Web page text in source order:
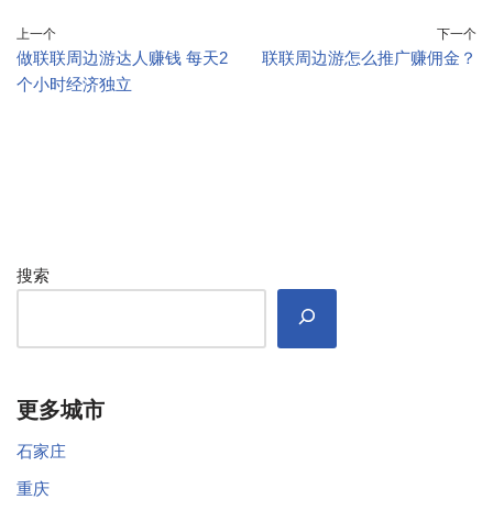
上一个
做联联周边游达人赚钱 每天2
个小时经济独立
下一个
联联周边游怎么推广赚佣金？
搜索
更多城市
石家庄
重庆